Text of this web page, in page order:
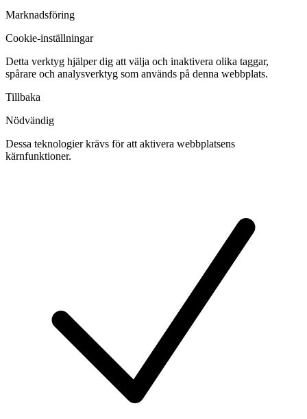
Marknadsföring
Cookie-inställningar
Detta verktyg hjälper dig att välja och inaktivera olika taggar,
spårare och analysverktyg som används på denna webbplats.
Tillbaka
Nödvändig
Dessa teknologier krävs för att aktivera webbplatsens
kärnfunktioner.